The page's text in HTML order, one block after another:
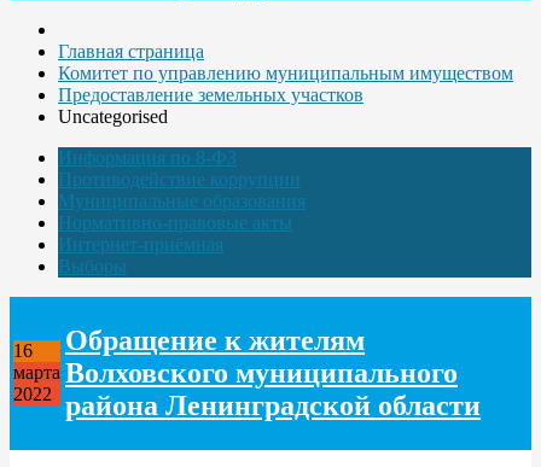
Главная страница
Комитет по управлению муниципальным имуществом
Предоставление земельных участков
Uncategorised
Информация по 8-ФЗ
Противодействие коррупции
Муниципальные образования
Нормативно-правовые акты
Интернет-приёмная
Выборы
16
марта
2022
Обращение к жителям
Волховского муниципального
района Ленинградской области